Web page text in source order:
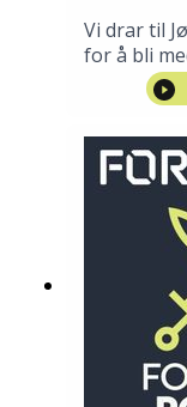
Vi drar til
for å bli
NATO,
over 40
mange
med